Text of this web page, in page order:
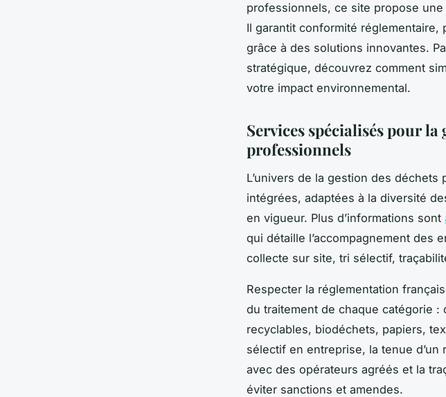
professionnels, ce site propose
Il garantit conformité
grâce à des solutions innovantes.
stratégique, découvrez comment
votre impact environnemental.
Services spécialisés pour la
professionnels
L’univers de la gestion des
intégrées, adaptées à la diversité
en vigueur. Plus d’informations sont
qui détaille l’accompagnement des
collecte sur site, tri sélectif,
Respecter la réglementation
du traitement de chaque catégorie
recyclables, biodéchets, papiers,
sélectif en entreprise, la tenue
avec des opérateurs agréés et la
éviter sanctions et amendes.